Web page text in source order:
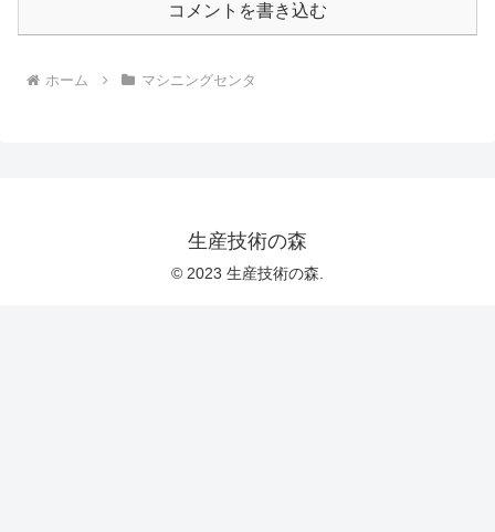
コメントを書き込む
ホーム マシニングセンタ
生産技術の森
© 2023 生産技術の森.